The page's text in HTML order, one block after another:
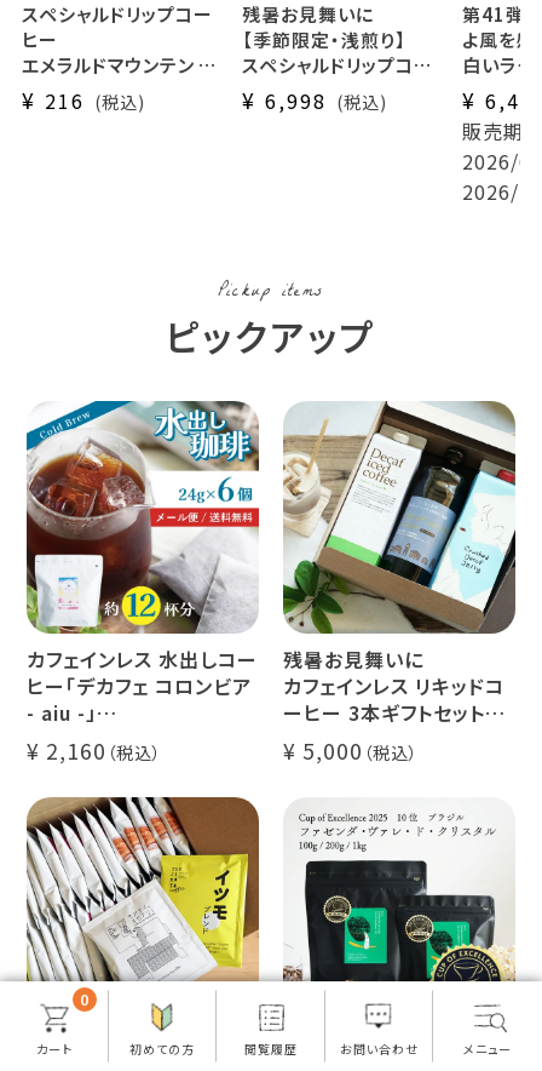
スペシャルドリップコー
ヒー
エメラルドマウンテン 1
杯分
¥ 216 税込
残暑お見舞いに
【季節限定・浅煎り】
スペシャルドリップコー
ヒー
第41弾 雨あがりのじか
¥ 6,998 税込
第41弾
よ風を感
白いラク
36杯ギ
Qグレー
シャルテ
使用
挽きたて
¥
販売期
2026/
2026/
Pickup items
ピックアップ
カフェインレス 水出しコー
ヒー「デカフェ コロンビア
- aiu -」
24g×6個（約12杯分）
マウンテンウォータープロ
セス カフェインレスコーヒ
ー豆100%使用 メール便
でお届け
2,160
残暑お見舞いに
カフェインレス リキッドコ
ーヒー 3本ギフトセット
クラッシュド デカフェ ゼリ
ー 1本
デカフェ オレベース【無
糖】1本
デカフェ アイスコーヒー 1
5,000
【数量限定再販】
【数量限定】グランクリュコ
0